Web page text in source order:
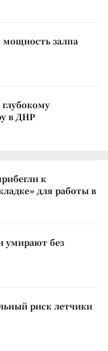
мощность залпа
в ДНР
к
для работы в
умирают без
риск летчики